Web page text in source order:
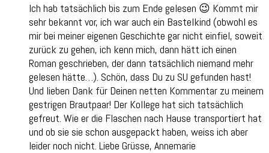
Ich hab tatsächlich bis zum Ende gelesen 😉 Kommt mir
sehr bekannt vor, ich war auch ein Bastelkind (obwohl es
mir bei meiner eigenen Geschichte gar nicht einfiel, soweit
zurück zu gehen, ich kenn mich, dann hätt ich einen
Roman geschrieben, der dann tatsächlich niemand mehr
gelesen hätte…). Schön, dass Du zu SU gefunden hast!
Und lieben Dank für Deinen netten Kommentar zu meinem
gestrigen Brautpaar! Der Kollege hat sich tatsächlich
gefreut. Wie er die Flaschen nach Hause transportiert hat
und ob sie sie schon ausgepackt haben, weiss ich aber
leider noch nicht. Liebe Grüsse, Annemarie